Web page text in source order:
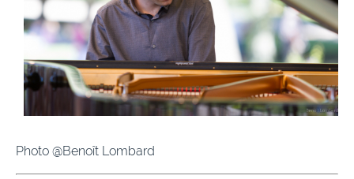
Photo @Benoît Lombard